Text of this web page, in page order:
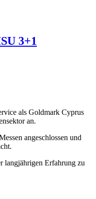
3+1
als Goldmark Cyprus
an.
angeschlossen und
langjährigen Erfahrung zu